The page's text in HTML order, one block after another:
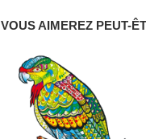
VOUS AIMEREZ PEUT-